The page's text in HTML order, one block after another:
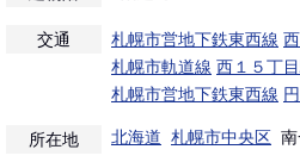
交通 札幌市営地下鉄東西線
札幌市軌道線 西１５丁
札幌市営地下鉄東西線
所在地 北海道 札幌市中央区